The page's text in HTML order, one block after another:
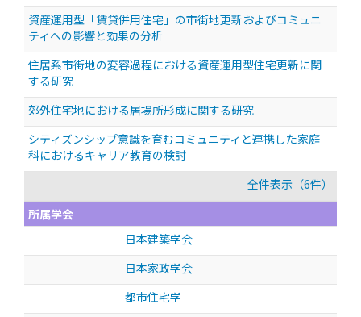
資産運用型「賃貸併用住宅」の市街地更新およびコミュニ
ティへの影響と効果の分析
住居系市街地の変容過程における資産運用型住宅更新に関
する研究
郊外住宅地における居場所形成に関する研究
シティズンシップ意識を育むコミュニティと連携した家庭
科におけるキャリア教育の検討
全件表示（6件）
所属学会
日本建築学会
日本家政学会
都市住宅学